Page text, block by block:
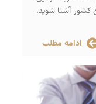
کشور آشنا شوید،
ادامه مطلب